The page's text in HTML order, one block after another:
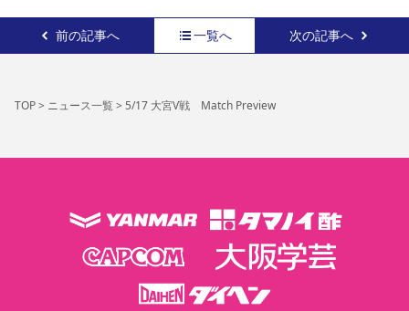
前の記事へ 一覧へ 次の記事へ
TOP> ニュース一覧> 5/17 大宮V戦 Match Preview